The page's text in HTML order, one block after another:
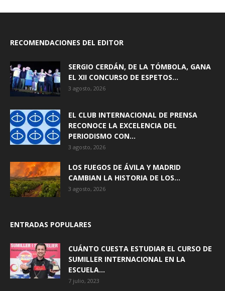
RECOMENDACIONES DEL EDITOR
SERGIO CERDÁN, DE LA TÓMBOLA, GANA
EL XII CONCURSO DE ESPETOS...
3 agosto, 2026
EL CLUB INTERNACIONAL DE PRENSA
RECONOCE LA EXCELENCIA DEL
PERIODISMO CON...
3 agosto, 2026
LOS FUEGOS DE ÁVILA Y MADRID
CAMBIAN LA HISTORIA DE LOS...
3 agosto, 2026
ENTRADAS POPULARES
CUÁNTO CUESTA ESTUDIAR EL CURSO DE
SUMILLER INTERNACIONAL EN LA
ESCUELA...
7 julio, 2023